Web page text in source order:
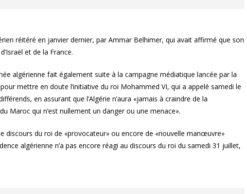
réitéré en janvier dernier, par Ammar Belhimer, qui avait affirmé que son
et de la France.
algérienne fait également suite à la campagne médiatique lancée par la
mettre en doute l’initiative du roi Mohammed VI, qui a appelé samedi le
en assurant que l’Algérie n’aura «jamais à craindre de la
Maroc qui n’est nullement un danger ou une menace».
discours du roi de «provocateur» ou encore de «nouvelle manœuvre»
algérienne n’a pas encore réagi au discours du roi du samedi 31 juillet,